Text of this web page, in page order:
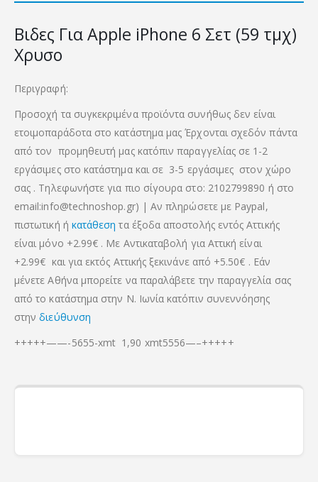
Βιδες Για Apple iPhone 6 Σετ (59 τμχ)
Χρυσο
Περιγραφή:
Προσοχή τα συγκεκριμένα προϊόντα συνήθως δεν είναι
ετοιμοπαράδοτα στο κατάστημα μας Έρχονται σχεδόν πάντα
από τον προμηθευτή μας κατόπιν παραγγελίας σε 1-2
εργάσιμες στο κατάστημα και σε 3-5 εργάσιμες στον χώρο
σας . Τηλεφωνήστε για πιο σίγουρα στο: 2102799890 ή στο
email:info@technoshop.gr) | Αν πληρώσετε με Paypal,
πιστωτική ή κατάθεση τα έξοδα αποστολής εντός Αττικής
είναι μόνο +2.99€ . Με Αντικαταβολή για Αττική είναι
+2.99€ και για εκτός Αττικής ξεκινάνε από +5.50€ . Εάν
μένετε Αθήνα μπορείτε να παραλάβετε την παραγγελία σας
από το κατάστημα στην Ν. Ιωνία κατόπιν συνεννόησης
στηνδιεύθυνση
+++++——-5655-xmt 1,90 xmt5556—–+++++